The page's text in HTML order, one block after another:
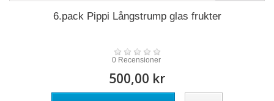
6.pack Pippi Långstrump glas frukter
0 Recensioner
500,00 kr